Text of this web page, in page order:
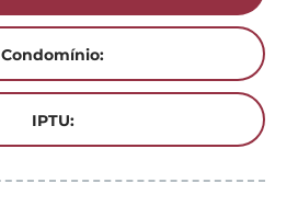
Condomínio:
IPTU: